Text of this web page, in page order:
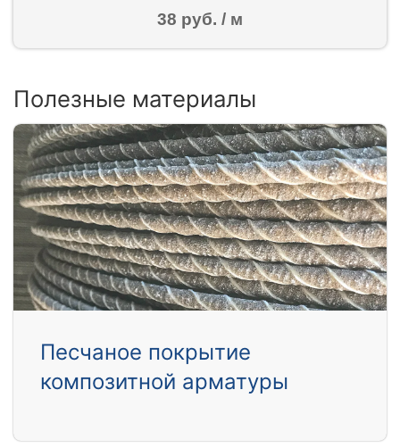
38 руб. / м
Полезные материалы
Песчаное покрытие
композитной арматуры